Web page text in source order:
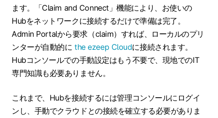
ます。「Claim and Connect」機能により、お使いの
Hubをネットワークに接続するだけで準備は完了。
Admin Portalから要求（claim）すれば、ローカルのプリ
ンターが自動的にthe ezeep Cloudに接続されます。
Hubコンソールでの手動設定はもう不要で、現地でのIT
専門知識も必要ありません。
これまで、Hubを接続するには管理コンソールにログイ
ンし、手動でクラウドとの接続を確立する必要がありま